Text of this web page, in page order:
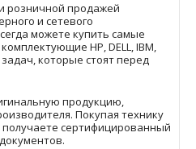
розничной продажей
и сетевого
можете купить самые
HP, DELL, IBM,
которые стоят перед
продукцию,
Покупая технику
сертифицированный